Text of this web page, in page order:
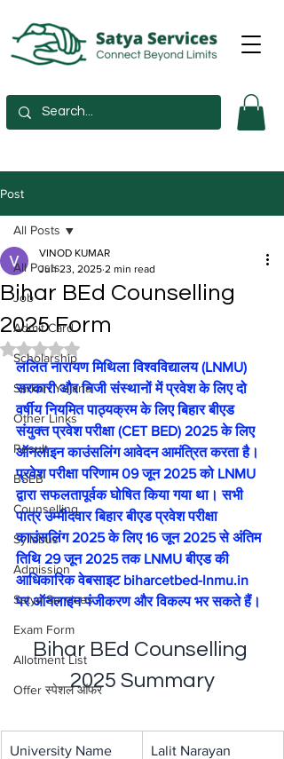
Post
All Posts
Job
Admit Card
Scholarship
Sarkari Yojana
Other Links
Result
BSEB
Counselling
Syllabus
Admission
Satya Services
Exam Form
Allotment List
Offer स्पेशल ऑफर
All Posts
Bihar BEd Counselling
2025 Form
VINOD KUMAR
Jun 23, 2025 2 min read
Rated NaN out of 5 stars.
ललित नारायण मिथिला विश्वविद्यालय (LNMU)
सरकारी और निजी संस्थानों में प्रवेश के लिए दो
वर्षीय नियमित पाठ्यक्रम के लिए बिहार बीएड
संयुक्त प्रवेश परीक्षा (CET BED) 2025 के लिए
ऑनलाइन काउंसलिंग आवेदन आमंत्रित करता है।
प्रवेश परीक्षा परिणाम 09 जून 2025 को LNMU
द्वारा सफलतापूर्वक घोषित किया गया था। सभी
पात्र उम्मीदवार बिहार बीएड प्रवेश परीक्षा
काउंसलिंग 2025 के लिए 16 जून 2025 से अंतिम
तिथि 29 जून 2025 तक LNMU बीएड की
आधिकारिक वेबसाइट biharcetbed-lnmu.in
पर ऑनलाइन पंजीकरण और विकल्प भर सकते हैं।
Bihar BEd Counselling
2025 Summary
University Name
Lalit Narayan